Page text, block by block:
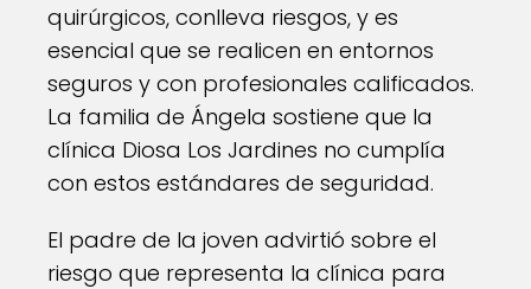
quirúrgicos, conlleva riesgos, y es
esencial que se realicen en entornos
seguros y con profesionales calificados.
La familia de Ángela sostiene que la
clínica Diosa Los Jardines no cumplía
con estos estándares de seguridad.
El padre de la joven advirtió sobre el
riesgo que representa la clínica para